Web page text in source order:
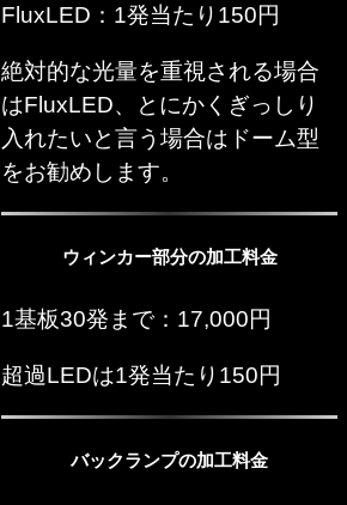
FluxLED：1発当たり150円
絶対的な光量を重視される場合
はFluxLED、とにかくぎっしり
入れたいと言う場合はドーム型
をお勧めします。
ウィンカー部分の加工料金
1基板30発まで：17,000円
超過LEDは1発当たり150円
バックランプの加工料金